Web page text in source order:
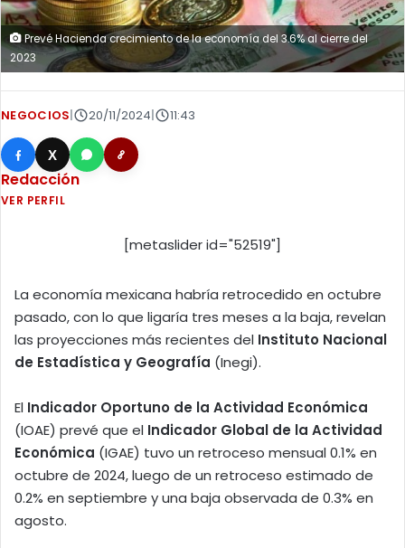
Prevé Hacienda crecimiento de la economía del 3.6% al cierre del
2023
NEGOCIOS 20/11/2024 11:43
X
Redacción
VER PERFIL
[metaslider id="52519"]
La economía mexicana habría retrocedido en octubre
pasado, con lo que ligaría tres meses a la baja, revelan
las proyecciones más recientes del Instituto Nacional
de Estadística y Geografía (Inegi).
El Indicador Oportuno de la Actividad Económica
(IOAE) prevé que el Indicador Global de la Actividad
Económica (IGAE) tuvo un retroceso mensual 0.1% en
octubre de 2024, luego de un retroceso estimado de
0.2% en septiembre y una baja observada de 0.3% en
agosto.